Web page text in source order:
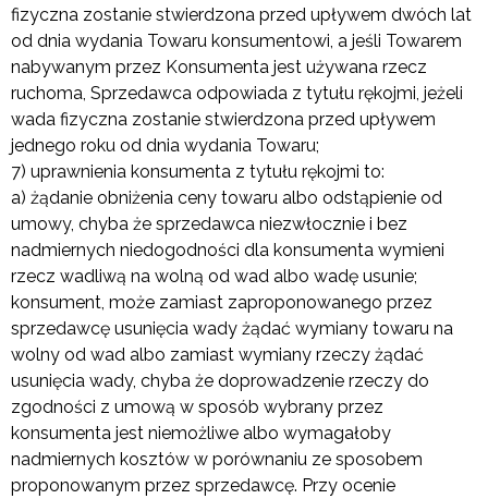
fizyczna zostanie stwierdzona przed upływem dwóch lat
od dnia wydania Towaru konsumentowi, a jeśli Towarem
nabywanym przez Konsumenta jest używana rzecz
ruchoma, Sprzedawca odpowiada z tytułu rękojmi, jeżeli
wada fizyczna zostanie stwierdzona przed upływem
jednego roku od dnia wydania Towaru;
7) uprawnienia konsumenta z tytułu rękojmi to:
a) żądanie obniżenia ceny towaru albo odstąpienie od
umowy, chyba że sprzedawca niezwłocznie i bez
nadmiernych niedogodności dla konsumenta wymieni
rzecz wadliwą na wolną od wad albo wadę usunie;
konsument, może zamiast zaproponowanego przez
sprzedawcę usunięcia wady żądać wymiany towaru na
wolny od wad albo zamiast wymiany rzeczy żądać
usunięcia wady, chyba że doprowadzenie rzeczy do
zgodności z umową w sposób wybrany przez
konsumenta jest niemożliwe albo wymagałoby
nadmiernych kosztów w porównaniu ze sposobem
proponowanym przez sprzedawcę. Przy ocenie